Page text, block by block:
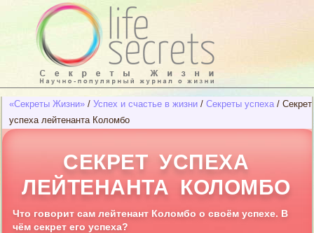
«Секреты Жизни» / Успех и счастье в жизни / Секреты успеха / Секрет
успеха лейтенанта Коломбо
СЕКРЕТ УСПЕХА
ЛЕЙТЕНАНТА КОЛОМБО
Что говорит сам лейтенант Коломбо о своём успехе. В
чём секрет его успеха?